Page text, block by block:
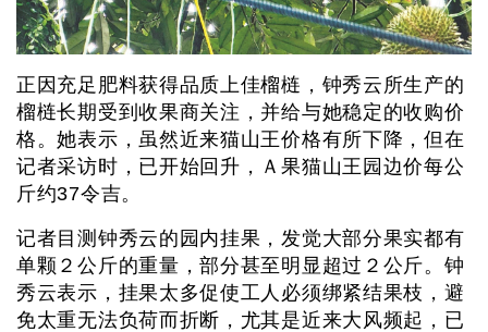
正因充足肥料获得品质上佳榴梿，钟秀云所生产的
榴梿长期受到收果商关注，并给与她稳定的收购价
格。她表示，虽然近来猫山王价格有所下降，但在
记者采访时，已开始回升，Ａ果猫山王园边价每公
斤约37令吉。
记者目测钟秀云的园内挂果，发觉大部分果实都有
单颗２公斤的重量，部分甚至明显超过２公斤。钟
秀云表示，挂果太多促使工人必须绑紧结果枝，避
免太重无法负荷而折断，尤其是近来大风频起，已